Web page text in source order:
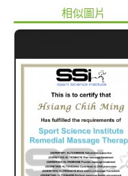
相似圖片